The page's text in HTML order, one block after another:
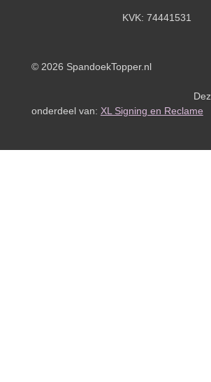
KVK: 74441531
© 2026
Deze
onderdeel van: XL Signing en Reclame